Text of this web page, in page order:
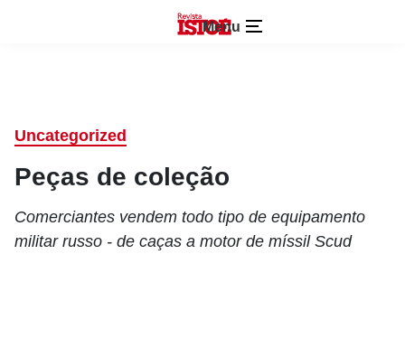
Menu
Uncategorized
Peças de coleção
Comerciantes vendem todo tipo de equipamento
militar russo - de caças a motor de míssil Scud